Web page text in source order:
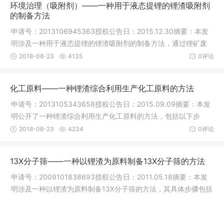
环境治理（吸附剂）——一种用于液态提锂的锂渣吸附剂
的制备方法
申请号：2013106945363授权公告日：2015.12.30摘要：本发
明涉及一种用于液态提锂的锂渣吸附剂的制备方法，通过锂矿废
渣纯化精制
0评论
2018-08-23 4135
化工原料——一种锂渣综合利用生产化工原料的方法
申请号：2013105343658授权公告日：2015.09.09摘要：本发
明公开了一种锂渣综合利用生产化工原料的方法，包括以下步
骤：将盐酸与
0评论
2018-08-23 4234
13X分子筛——一种以锂渣为原料制备13X分子筛的方法
申请号：2009101838693授权公告日：2011.05.18摘要：本发
明涉及一种以锂渣为原料制备13X分子筛的方法，其具体步骤包括